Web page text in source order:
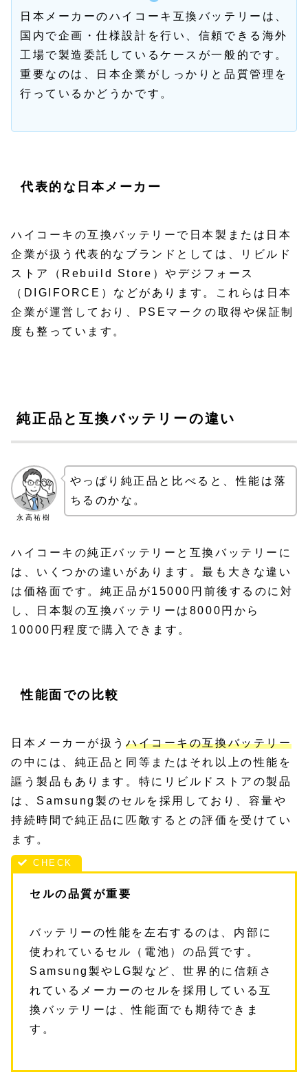
日本メーカーのハイコーキ互換バッテリーは、
国内で企画・仕様設計を行い、信頼できる海外
工場で製造委託しているケースが一般的です。
重要なのは、日本企業がしっかりと品質管理を
行っているかどうかです。
代表的な日本メーカー
ハイコーキの互換バッテリーで日本製または日本
企業が扱う代表的なブランドとしては、リビルド
ストア（Rebuild Store）やデジフォース
（DIGIFORCE）などがあります。これらは日本
企業が運営しており、PSEマークの取得や保証制
度も整っています。
純正品と互換バッテリーの違い
永高祐樹
やっぱり純正品と比べると、性能は落
ちるのかな。
ハイコーキの純正バッテリーと互換バッテリーに
は、いくつかの違いがあります。最も大きな違い
は価格面です。純正品が15000円前後するのに対
し、日本製の互換バッテリーは8000円から
10000円程度で購入できます。
性能面での比較
日本メーカーが扱うハイコーキの互換バッテリー
の中には、純正品と同等またはそれ以上の性能を
謳う製品もあります。特にリビルドストアの製品
は、Samsung製のセルを採用しており、容量や
持続時間で純正品に匹敵するとの評価を受けてい
ます。
セルの品質が重要
バッテリーの性能を左右するのは、内部に
使われているセル（電池）の品質です。
Samsung製やLG製など、世界的に信頼さ
れているメーカーのセルを採用している互
換バッテリーは、性能面でも期待できま
す。